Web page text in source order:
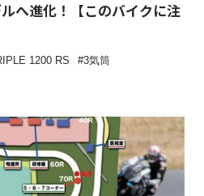
へ進化！【このバイクに注
1200 RS
3気筒